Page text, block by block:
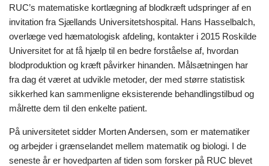
RUC’s matematiske kortlægning af blodkræft udspringer af en
invitation fra Sjællands Universitetshospital. Hans Hasselbalch,
overlæge ved hæmatologisk afdeling, kontakter i 2015 Roskilde
Universitet for at få hjælp til en bedre forståelse af, hvordan
blodproduktion og kræft påvirker hinanden. Målsætningen har
fra dag ét været at udvikle metoder, der med større statistisk
sikkerhed kan sammenligne eksisterende behandlingstilbud og
målrette dem til den enkelte patient.
På universitetet sidder Morten Andersen, som er matematiker
og arbejder i grænselandet mellem matematik og biologi. I de
seneste år er hovedparten af tiden som forsker på RUC blevet